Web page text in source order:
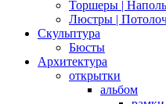
Торшеры |
Люстры |
Скульптура
Бюсты
Архитектура
открытки
альбом